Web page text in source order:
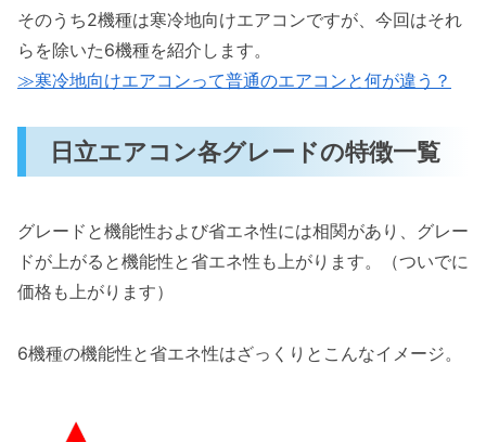
XJ(X)シリーズ
日立エアコンはどこで買うのがオトク？
そのうち2機種は寒冷地向けエアコンですが、今回はそれ
らを除いた6機種を紹介します。
≫寒冷地向けエアコンって普通のエアコンと何が違う？
日立エアコン各グレードの特徴一覧
グレードと機能性および省エネ性には相関があり、グレー
ドが上がると機能性と省エネ性も上がります。（ついでに
価格も上がります）
6機種の機能性と省エネ性はざっくりとこんなイメージ。